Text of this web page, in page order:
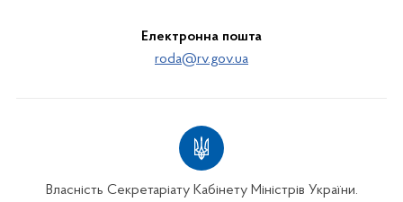
Електронна пошта
roda@rv.gov.ua
Власність Секретаріату Кабінету Міністрів України.